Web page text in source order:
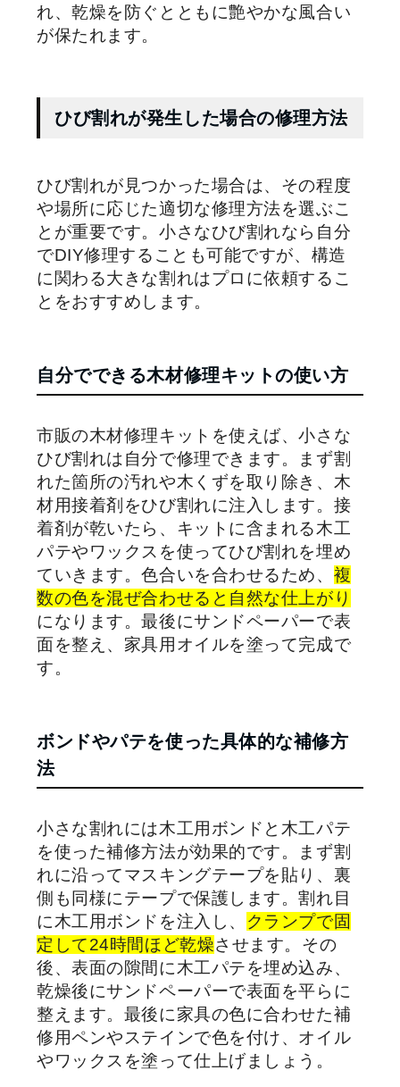
れ、乾燥を防ぐとともに艶やかな風合い
が保たれます。
ひび割れが発生した場合の修理方法
ひび割れが見つかった場合は、その程度
や場所に応じた適切な修理方法を選ぶこ
とが重要です。小さなひび割れなら自分
でDIY修理することも可能ですが、構造
に関わる大きな割れはプロに依頼するこ
とをおすすめします。
自分でできる木材修理キットの使い方
市販の木材修理キットを使えば、小さな
ひび割れは自分で修理できます。まず割
れた箇所の汚れや木くずを取り除き、木
材用接着剤をひび割れに注入します。接
着剤が乾いたら、キットに含まれる木工
パテやワックスを使ってひび割れを埋め
ていきます。色合いを合わせるため、 複
数の色を混ぜ合わせると自然な仕上がり
になります。最後にサンドペーパーで表
面を整え、家具用オイルを塗って完成で
す。
ボンドやパテを使った具体的な補修方
法
小さな割れには木工用ボンドと木工パテ
を使った補修方法が効果的です。まず割
れに沿ってマスキングテープを貼り、裏
側も同様にテープで保護します。割れ目
に木工用ボンドを注入し、
クランプで固
定して24時間ほど乾燥させます。その
後、表面の隙間に木工パテを埋め込み、
乾燥後にサンドペーパーで表面を平らに
整えます。最後に家具の色に合わせた補
修用ペンやステインで色を付け、オイル
やワックスを塗って仕上げましょう。